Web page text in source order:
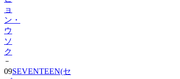
ン・
ウ
ソ
ク
09
ブ
ン